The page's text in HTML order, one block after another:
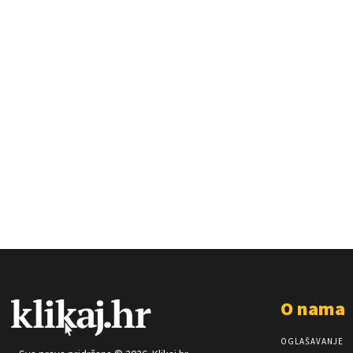
O nama
OGLAŠAVANJE